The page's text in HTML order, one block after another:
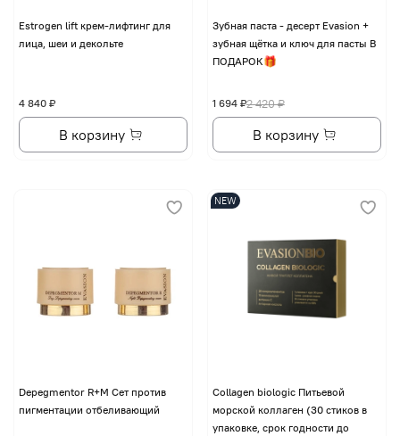
Еstrogen lift крем-лифтинг для
лица, шеи и декольте
4 840 ₽
В корзину
Зубная паста - десерт Evasion +
зубная щётка и ключ для пасты В
ПОДАРОК🎁
2 420 ₽
1 694 ₽
В корзину
Depegmentor R+M Сет против
пигментации отбеливающий
NEW
Collagen biologic Питьевой
морской коллаген (30 стиков в
упаковке, срок годности до